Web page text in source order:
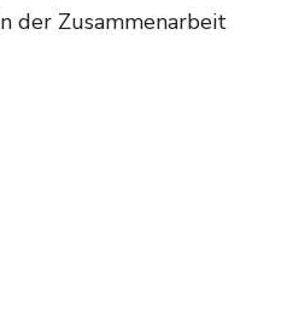
der Zusammenarbeit